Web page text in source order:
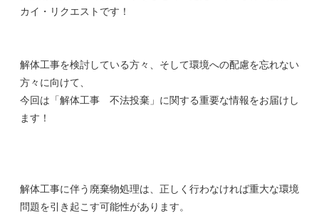
カイ・リクエストです！
解体工事を検討している方々、そして環境への配慮を忘れない
方々に向けて、
今回は「解体工事 不法投棄」に関する重要な情報をお届けし
ます！
解体工事に伴う廃棄物処理は、正しく行わなければ重大な環境
問題を引き起こす可能性があります。